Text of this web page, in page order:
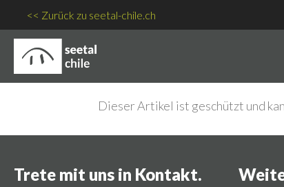
<< Zurück zu seetal-chile.ch
Dieser Artikel ist geschützt und
Trete mit uns in Kontakt.